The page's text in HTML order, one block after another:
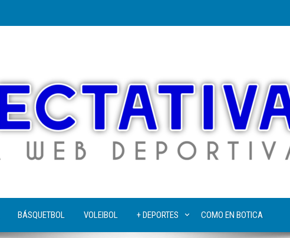
BÁSQUETBOL VOLEIBOL + DEPORTES COMO EN BOTICA